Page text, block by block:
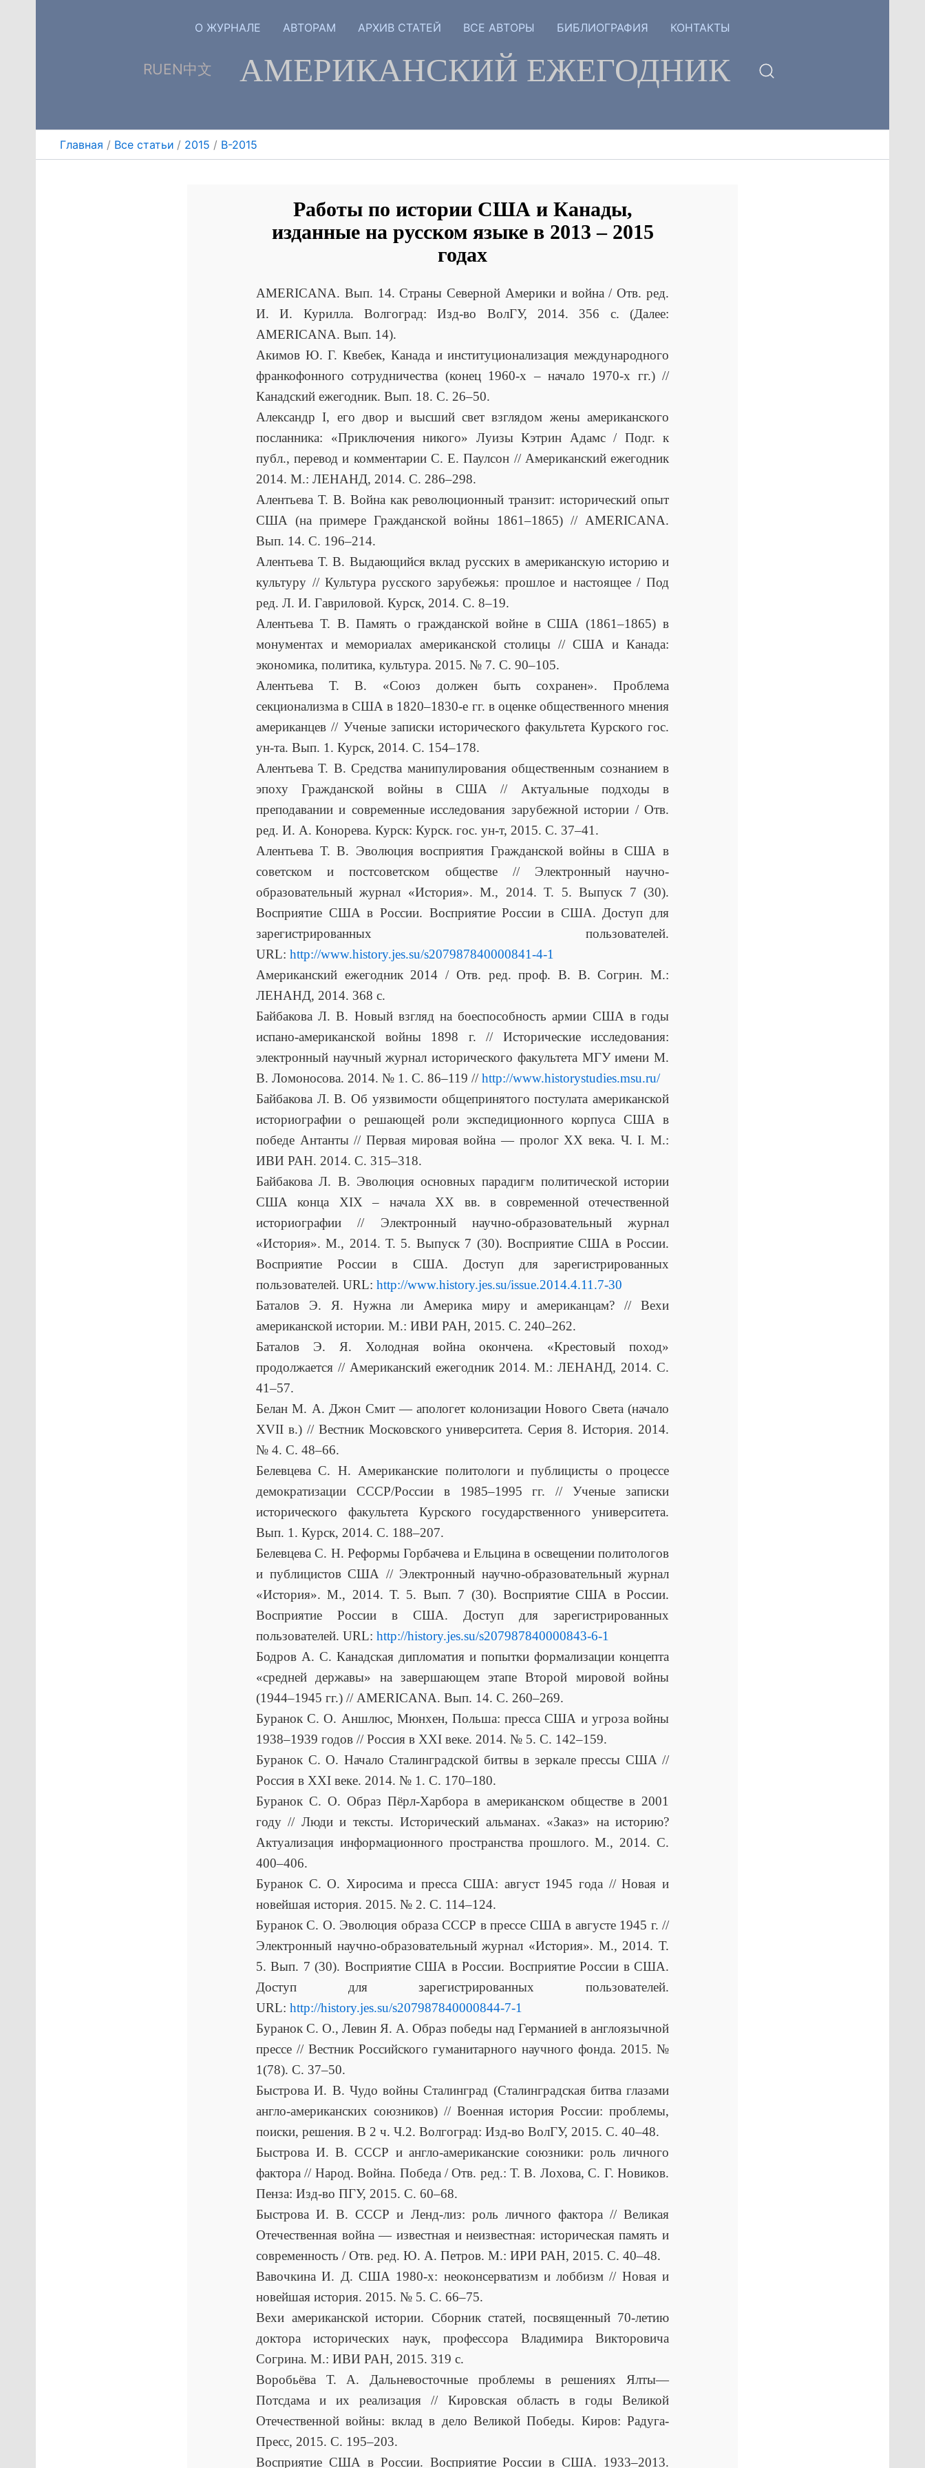
RUEN中文 АМЕРИКАНСКИЙ ЕЖЕГОДНИК
О ЖУРНАЛЕ АВТОРАМ АРХИВ СТАТЕЙ ВСЕ АВТОРЫ БИБЛИОГРАФИЯ КОНТАКТЫ
Главная Все статьи 2015 B-2015
Работы по истории США и Канады,
изданные на русском языке в 2013 – 2015
годах
AMERICANA. Вып. 14. Страны Северной Америки и война / Отв. ред.
И. И. Курилла. Волгоград: Изд-во ВолГУ, 2014. 356 с. (Далее:
AMERICANA. Вып. 14).
Акимов Ю. Г. Квебек, Канада и институционализация международного
франкофонного сотрудничества (конец 1960-х – начало 1970-х гг.) //
Канадский ежегодник. Вып. 18. С. 26–50.
Александр I, его двор и высший свет взглядом жены американского
посланника: «Приключения никого» Луизы Кэтрин Адамс / Подг. к
публ., перевод и комментарии С. Е. Паулсон // Американский ежегодник
2014. М.: ЛЕНАНД, 2014. С. 286–298.
Алентьева Т. В. Война как революционный транзит: исторический опыт
США (на примере Гражданской войны 1861–1865) // AMERICANA.
Вып. 14. С. 196–214.
Алентьева Т. В. Выдающийся вклад русских в американскую историю и
культуру // Культура русского зарубежья: прошлое и настоящее / Под
ред. Л. И. Гавриловой. Курск, 2014. С. 8–19.
Алентьева Т. В. Память о гражданской войне в США (1861–1865) в
монументах и мемориалах американской столицы // США и Канада:
экономика, политика, культура. 2015. № 7. С. 90–105.
Алентьева Т. В. «Союз должен быть сохранен». Проблема
секционализма в США в 1820–1830-е гг. в оценке общественного мнения
американцев // Ученые записки исторического факультета Курского гос.
ун-та. Вып. 1. Курск, 2014. С. 154–178.
Алентьева Т. В. Средства манипулирования общественным сознанием в
эпоху Гражданской войны в США // Актуальные подходы в
преподавании и современные исследования зарубежной истории / Отв.
ред. И. А. Конорева. Курск: Курск. гос. ун-т, 2015. С. 37–41.
Алентьева Т. В. Эволюция восприятия Гражданской войны в США в
советском и постсоветском обществе // Электронный научно-
образовательный журнал «История». М., 2014. Т. 5. Выпуск 7 (30).
Восприятие США в России. Восприятие России в США. Доступ для
зарегистрированных пользователей.
URL: http://www.history.jes.su/s207987840000841-4-1
Американский ежегодник 2014 / Отв. ред. проф. В. В. Согрин. М.:
ЛЕНАНД, 2014. 368 с.
Байбакова Л. В. Новый взгляд на боеспособность армии США в годы
испано-американской войны 1898 г. // Исторические исследования:
электронный научный журнал исторического факультета МГУ имени М.
В. Ломоносова. 2014. № 1. С. 86–119 //http://www.historystudies.msu.ru/
Байбакова Л. В. Об уязвимости общепринятого постулата американской
историографии о решающей роли экспедиционного корпуса США в
победе Антанты // Первая мировая война — пролог XX века. Ч. I. М.:
ИВИ РАН. 2014. С. 315–318.
Байбакова Л. В. Эволюция основных парадигм политической истории
США конца XIX – начала XX вв. в современной отечественной
историографии // Электронный научно-образовательный журнал
«История». М., 2014. Т. 5. Выпуск 7 (30). Восприятие США в России.
Восприятие России в США. Доступ для зарегистрированных
пользователей. URL: http://www.history.jes.su/issue.2014.4.11.7-30
Баталов Э. Я. Нужна ли Америка миру и американцам? // Вехи
американской истории. М.: ИВИ РАН, 2015. С. 240–262.
Баталов Э. Я. Холодная война окончена. «Крестовый поход»
продолжается // Американский ежегодник 2014. М.: ЛЕНАНД, 2014. С.
41–57.
Белан М. А. Джон Смит — апологет колонизации Нового Света (начало
XVII в.) // Вестник Московского университета. Серия 8. История. 2014.
№ 4. С. 48–66.
Белевцева С. Н. Американские политологи и публицисты о процессе
демократизации СССР/России в 1985–1995 гг. // Ученые записки
исторического факультета Курского государственного университета.
Вып. 1. Курск, 2014. С. 188–207.
Белевцева С. Н. Реформы Горбачева и Ельцина в освещении политологов
и публицистов США // Электронный научно-образовательный журнал
«История». М., 2014. Т. 5. Вып. 7 (30). Восприятие США в России.
Восприятие России в США. Доступ для зарегистрированных
пользователей. URL: http://history.jes.su/s207987840000843-6-1
Бодров А. С. Канадская дипломатия и попытки формализации концепта
«средней державы» на завершающем этапе Второй мировой войны
(1944–1945 гг.) // AMERICANA. Вып. 14. С. 260–269.
Буранок С. О. Аншлюс, Мюнхен, Польша: пресса США и угроза войны
1938–1939 годов // Россия в XXI веке. 2014. № 5. С. 142–159.
Буранок С. О. Начало Сталинградской битвы в зеркале прессы США //
Россия в XXI веке. 2014. № 1. С. 170–180.
Буранок С. О. Образ Пёрл-Харбора в американском обществе в 2001
году // Люди и тексты. Исторический альманах. «Заказ» на историю?
Актуализация информационного пространства прошлого. М., 2014. С.
400–406.
Буранок С. О. Хиросима и пресса США: август 1945 года // Новая и
новейшая история. 2015. № 2. С. 114–124.
Буранок С. О. Эволюция образа СССР в прессе США в августе 1945 г. //
Электронный научно-образовательный журнал «История». М., 2014. Т.
5. Вып. 7 (30). Восприятие США в России. Восприятие России в США.
Доступ для зарегистрированных пользователей.
URL: http://history.jes.su/s207987840000844-7-1
Буранок С. О., Левин Я. А. Образ победы над Германией в англоязычной
прессе // Вестник Российского гуманитарного научного фонда. 2015. №
1(78). С. 37–50.
Быстрова И. В. Чудо войны Сталинград (Сталинградская битва глазами
англо-американских союзников) // Военная история России: проблемы,
поиски, решения. В 2 ч. Ч.2. Волгоград: Изд-во ВолГУ, 2015. С. 40–48.
Быстрова И. В. СССР и англо-американские союзники: роль личного
фактора // Народ. Война. Победа / Отв. ред.: Т. В. Лохова, С. Г. Новиков.
Пенза: Изд-во ПГУ, 2015. С. 60–68.
Быстрова И. В. СССР и Ленд-лиз: роль личного фактора // Великая
Отечественная война — известная и неизвестная: историческая память и
современность / Отв. ред. Ю. А. Петров. М.: ИРИ РАН, 2015. С. 40–48.
Вавочкина И. Д. США 1980-х: неоконсерватизм и лоббизм // Новая и
новейшая история. 2015. № 5. С. 66–75.
Вехи американской истории. Сборник статей, посвященный 70-летию
доктора исторических наук, профессора Владимира Викторовича
Согрина. М.: ИВИ РАН, 2015. 319 с.
Воробьёва Т. А. Дальневосточные проблемы в решениях Ялты—
Потсдама и их реализация // Кировская область в годы Великой
Отечественной войны: вклад в дело Великой Победы. Киров: Радуга-
Пресс, 2015. С. 195–203.
Восприятие США в России. Восприятие России в США. 1933–2013.